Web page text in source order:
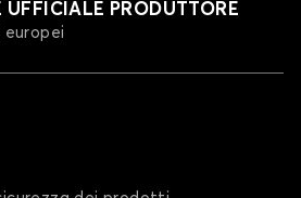
UFFICIALE PRODUTTORE
europei